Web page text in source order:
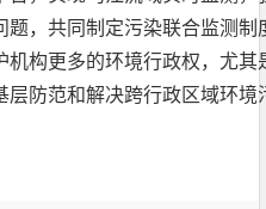
题，共同制定污染联合监测
机构更多的环境行政权，尤
层防范和解决跨行政区域环境